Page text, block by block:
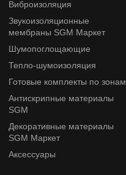
Виброизоляция
Звукоизоляционные
мембраны SGM Маркет
Шумопоглощающие
Тепло-шумоизоляция
Готовые комплекты по зонам
Антискрипные материалы
SGM
Декоративные материалы
SGM Маркет
Аксессуары